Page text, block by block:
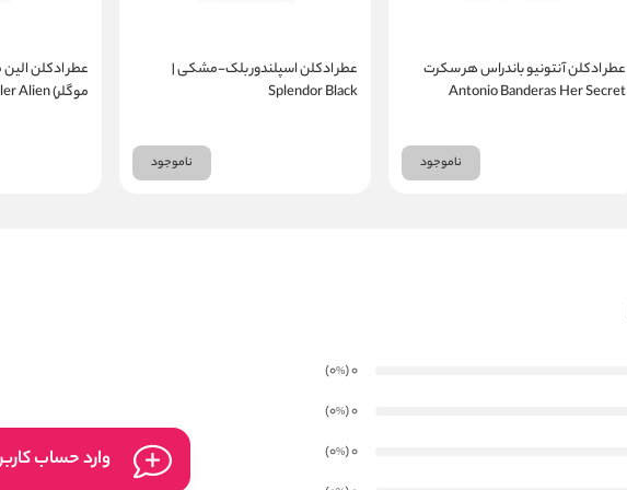
عطر ادکلن آنتونیو باندراس هر سکرت
Antonio Banderas Her Secret
ناموجود
عطر ادکلن اسپلندور بلک-مشکی |
Splendor Black
ناموجود
عطر ادکلن الین
موگلر) Mugler Alien
0
(0
%
)
0
(0
%
)
0
(0
%
)
وارد حساب